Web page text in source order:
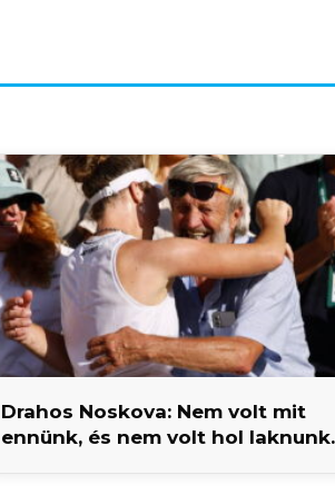
Drahos Noskova: Nem volt mit
ennünk, és nem volt hol laknunk.